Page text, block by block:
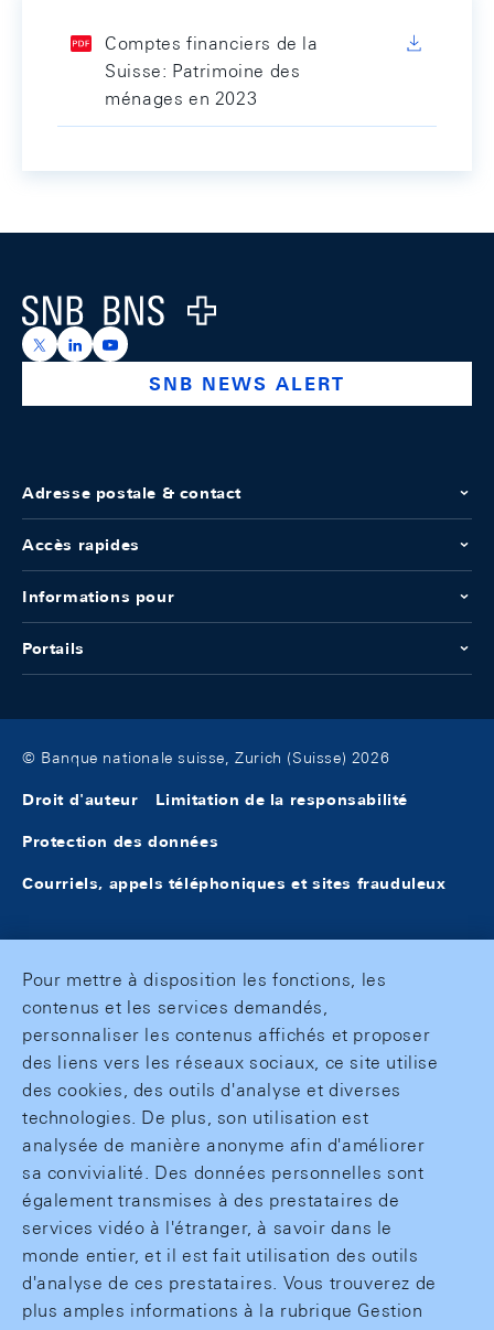
Comptes financiers de la
Suisse: Patrimoine des
ménages en 2023
Logo
https://x.com/snb_bns
https://ch.linkedin.com/company/swiss-national-
https://www.youtube.com/@swissnationalbank
SNB NEWS ALERT
Adresse postale & contact
Accès rapides
Informations pour
Portails
© Banque nationale suisse, Zurich (Suisse) 2026
Droit d'auteur Limitation de la responsabilité
Protection des données
Courriels, appels téléphoniques et sites frauduleux
Pour mettre à disposition les fonctions, les
contenus et les services demandés,
personnaliser les contenus affichés et proposer
des liens vers les réseaux sociaux, ce site utilise
des cookies, des outils d'analyse et diverses
technologies. De plus, son utilisation est
analysée de manière anonyme afin d'améliorer
sa convivialité. Des données personnelles sont
également transmises à des prestataires de
services vidéo à l'étranger, à savoir dans le
monde entier, et il est fait utilisation des outils
d'analyse de ces prestataires. Vous trouverez de
plus amples informations à la rubrique Gestion